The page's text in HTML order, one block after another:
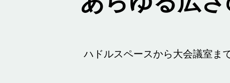
ハドルスペースから大会議室ま